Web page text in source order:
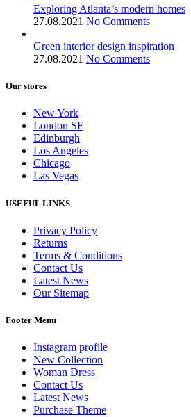
Exploring Atlanta’s modern homes
27.08.2021 No Comments
Green interior design inspiration
27.08.2021 No Comments
Our stores
New York
London SF
Edinburgh
Los Angeles
Chicago
Las Vegas
USEFUL LINKS
Privacy Policy
Returns
Terms & Conditions
Contact Us
Latest News
Our Sitemap
Footer Menu
Instagram profile
New Collection
Woman Dress
Contact Us
Latest News
Purchase Theme